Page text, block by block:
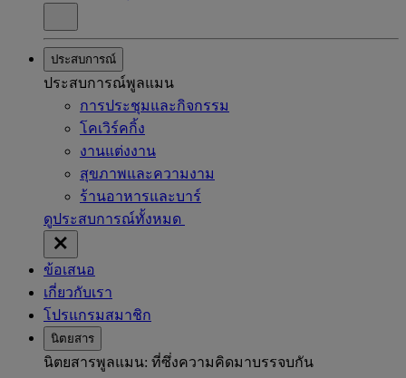
ประสบการณ์
ประสบการณ์พูลแมน
การประชุมและกิจกรรม
โคเวิร์คกิ้ง
งานแต่งงาน
สุขภาพและความงาม
ร้านอาหารและบาร์
ดูประสบการณ์ทั้งหมด
ข้อเสนอ
เกี่ยวกับเรา
โปรแกรมสมาชิก
นิตยสาร
นิตยสารพูลแมน: ที่ซึ่งความคิดมาบรรจบกัน